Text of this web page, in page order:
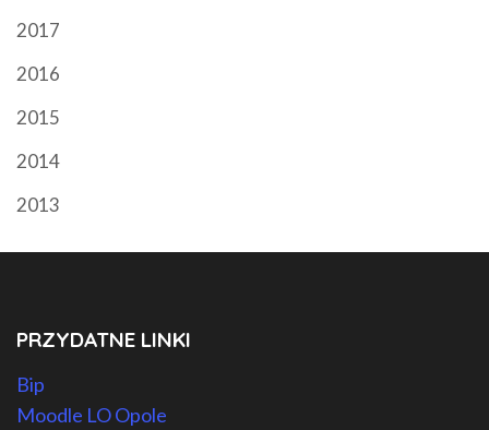
2017
2016
2015
2014
2013
PRZYDATNE LINKI
Bip
Moodle LO Opole